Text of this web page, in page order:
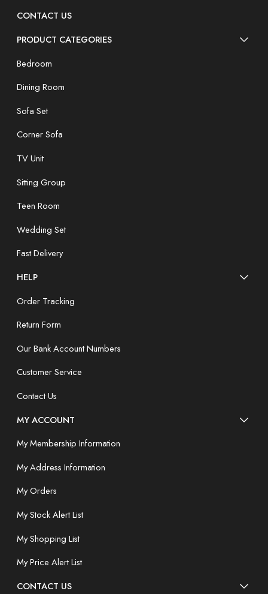
CONTACT US
PRODUCT CATEGORIES
Bedroom
Dining Room
Sofa Set
Corner Sofa
TV Unit
Sitting Group
Teen Room
Wedding Set
Fast Delivery
HELP
Order Tracking
Return Form
Our Bank Account Numbers
Customer Service
Contact Us
MY ACCOUNT
My Membership Information
My Address Information
My Orders
My Stock Alert List
My Shopping List
My Price Alert List
CONTACT US